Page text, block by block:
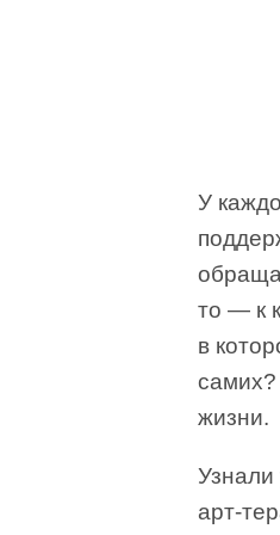
У
то — к
в
жизни.
арт-